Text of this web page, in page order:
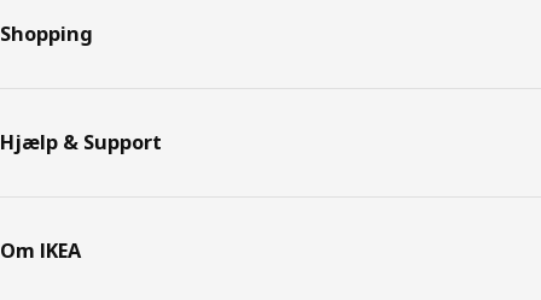
Shopping
Hjælp & Support
Om IKEA